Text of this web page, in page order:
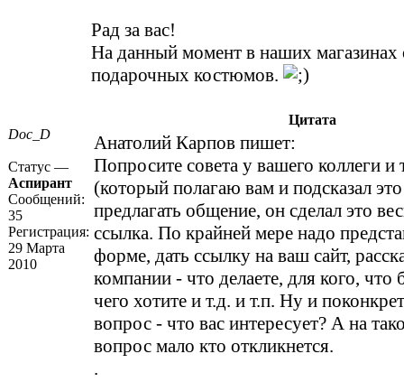
Doc_D
Статус —
Аспирант
Сообщений:
35
Регистрация:
29 Марта
2010
Рад за вас!
На данный момент в наших магазинах
подарочных костюмов.
Цитата
Анатолий Карпов пишет:
Попросите совета у вашего коллеги и
(который полагаю вам и подсказал
предлагать общение, он сделал это
ссылка. По крайней мере надо
форме, дать ссылку на ваш сайт,
компании - что делаете, для кого, что
чего хотите и т.д. и т.п. Ну и
вопрос - что вас интересует? А на
вопрос мало кто откликнется.
.